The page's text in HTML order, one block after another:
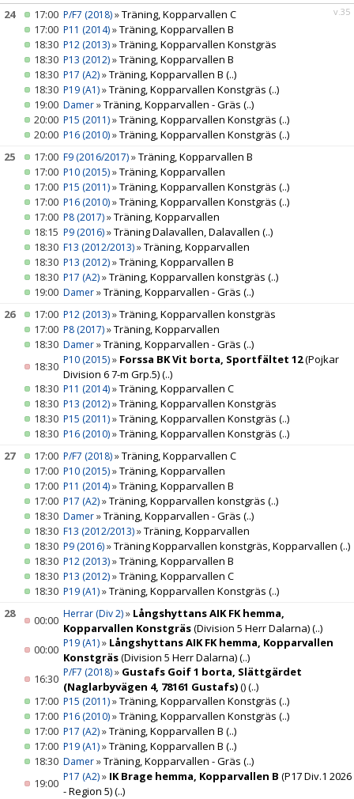
v.35
24 17:00 P/F7 (2018)»Träning, Kopparvallen C
17:00 P11 (2014)»Träning, Kopparvallen B
18:30 P12 (2013)»Träning, Kopparvallen Konstgräs
18:30 P13 (2012)»Träning, Kopparvallen B
18:30 P17 (A2)»Träning, Kopparvallen B (..)
18:30 P19 (A1)»Träning, Kopparvallen Konstgräs (..)
19:00 Damer»Träning, Kopparvallen - Gräs (..)
20:00 P15 (2011)»Träning, Kopparvallen Konstgräs (..)
20:00 P16 (2010)»Träning, Kopparvallen Konstgräs (..)
25
17:00 F9 (2016/2017)»Träning, Kopparvallen B
17:00 P10 (2015)»Träning, Kopparvallen
17:00 P15 (2011)»Träning, Kopparvallen Konstgräs (..)
17:00 P16 (2010)»Träning, Kopparvallen Konstgräs (..)
17:00 P8 (2017)»Träning, Kopparvallen
18:15 P9 (2016)»Träning Dalavallen, Dalavallen (..)
18:30 F13 (2012/2013)»Träning, Kopparvallen
18:30 P13 (2012)»Träning, Kopparvallen B
18:30 P17 (A2)»Träning, Kopparvallen konstgräs (..)
19:00 Damer»Träning, Kopparvallen - Gräs (..)
26
17:00 P12 (2013)»Träning, Kopparvallen konstgräs
17:00 P8 (2017)»Träning, Kopparvallen
18:30 Damer»Träning, Kopparvallen - Gräs (..)
18:30 P10 (2015)» Forssa BK Vit borta, Sportfältet 12(Pojkar
Division 6 7-m Grp.5)(..)
18:30 P11 (2014)»Träning, Kopparvallen C
18:30 P13 (2012)»Träning, Kopparvallen Konstgräs
18:30 P15 (2011)»Träning, Kopparvallen Konstgräs (..)
18:30 P16 (2010)»Träning, Kopparvallen Konstgräs (..)
27
17:00 P/F7 (2018)»Träning, Kopparvallen C
17:00 P10 (2015)»Träning, Kopparvallen
17:00 P11 (2014)»Träning, Kopparvallen B
17:00 P17 (A2)»Träning, Kopparvallen konstgräs (..)
18:30 Damer»Träning, Kopparvallen - Gräs (..)
18:30 F13 (2012/2013)»Träning, Kopparvallen
18:30 P9 (2016)»Träning Kopparvallen konstgräs, Kopparvallen (..)
18:30 P12 (2013)»Träning, Kopparvallen B
18:30 P13 (2012)»Träning, Kopparvallen C
18:30 P19 (A1)»Träning, Kopparvallen Konstgräs (..)
28
00:00 Herrar (Div 2)» Långshyttans AIK FK hemma,
Kopparvallen Konstgräs(Division 5 Herr Dalarna)(..)
00:00 P19 (A1)» Långshyttans AIK FK hemma, Kopparvallen
Konstgräs(Division 5 Herr Dalarna)(..)
16:30 P/F7 (2018)» Gustafs Goif 1 borta, Slättgärdet
(Naglarbyvägen 4, 78161 Gustafs)()(..)
17:00 P15 (2011)»Träning, Kopparvallen Konstgräs (..)
17:00 P16 (2010)»Träning, Kopparvallen Konstgräs (..)
17:00 P17 (A2)»Träning, Kopparvallen B (..)
17:00 P19 (A1)»Träning, Kopparvallen B (..)
18:30 Damer»Träning, Kopparvallen - Gräs (..)
19:00 P17 (A2)» IK Brage hemma, Kopparvallen B (P17 Div.1 2026
- Region 5)(..)